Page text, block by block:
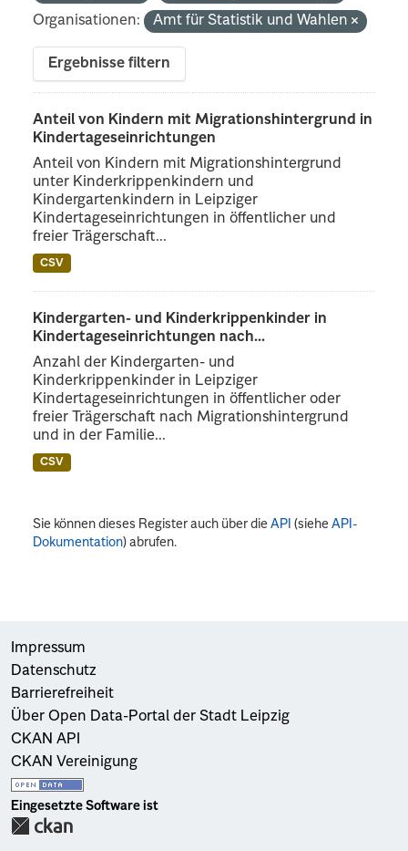
Organisationen:
Amt für Statistik und Wahlen
Ergebnisse filtern
Anteil von Kindern mit Migrationshintergrund in
Kindertageseinrichtungen
Anteil von Kindern mit Migrationshintergrund
unter Kinderkrippenkindern und
Kindergartenkindern in Leipziger
Kindertageseinrichtungen in öffentlicher und
freier Trägerschaft...
CSV
Kindergarten- und Kinderkrippenkinder in
Kindertageseinrichtungen nach...
Anzahl der Kindergarten- und
Kinderkrippenkinder in Leipziger
Kindertageseinrichtungen in öffentlicher oder
freier Trägerschaft nach Migrationshintergrund
und in der Familie...
CSV
Sie können dieses Register auch über dieAPI (sieheAPI-
Dokumentation) abrufen.
Impressum
Datenschutz
Barrierefreiheit
Über Open Data-Portal der Stadt Leipzig
CKAN API
CKAN Vereinigung
Eingesetzte Software ist